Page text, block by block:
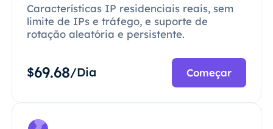
Características IP residenciais reais, sem
limite de IPs e tráfego, e suporte de
rotação aleatória e persistente.
$69.68/Dia Começar